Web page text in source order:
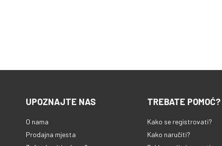
UPOZNAJTE NAS
O nama
Prodajna mjesta
TREBATE POMOĆ?
Kako se registrovati?
Kako naručiti?